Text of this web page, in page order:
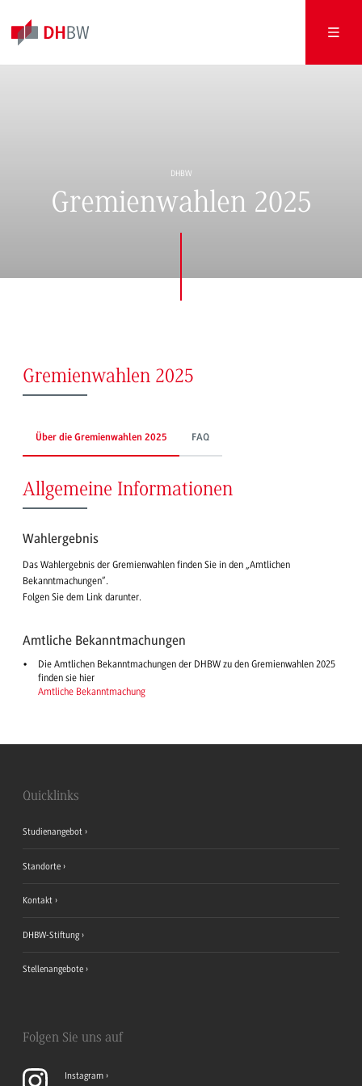
DHBW
Gremienwahlen 2025
Gremienwahlen 2025
Über die Gremienwahlen 2025 FAQ
Allgemeine Informationen
Wahlergebnis
Das Wahlergebnis der Gremienwahlen finden Sie in den „Amtlichen
Bekanntmachungen“.
Folgen Sie dem Link darunter.
Amtliche Bekanntmachungen
Die Amtlichen Bekanntmachungen der DHBW zu den Gremienwahlen 2025
finden sie hier
Amtliche Bekanntmachung
Quicklinks
Studienangebot
Standorte
Kontakt
DHBW-Stiftung
Stellenangebote
Folgen Sie uns auf
Instagram